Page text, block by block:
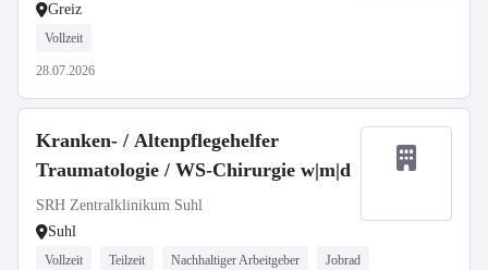
Greiz
Vollzeit
28.07.2026
Kranken- / Altenpflegehelfer
Traumatologie / WS-Chirurgie w|m|d
SRH Zentralklinikum Suhl
Suhl
Vollzeit Teilzeit Nachhaltiger Arbeitgeber Jobrad